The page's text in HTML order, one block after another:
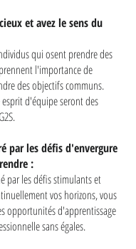
et avez le sens du
qui osent prendre des
l'importance de
des objectifs communs.
d'équipe seront des
par les défis d'envergure
:
par les défis stimulants et
vos horizons, vous
opportunités d'apprentissage
sans égales.